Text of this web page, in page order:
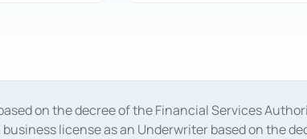
on the decree of the Financial Services
business license as an Underwriter based on the